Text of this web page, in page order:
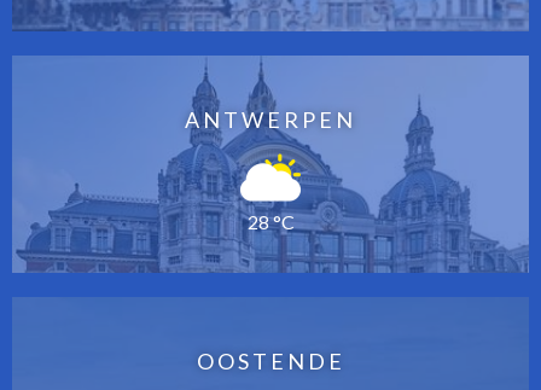
ANTWERPEN
28 °C
OOSTENDE